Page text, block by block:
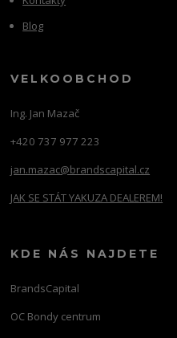
Blog
VELKOOBCHOD
Ing. Jan Mazač
+420 737 977 223
jan.mazac@brandscapital.cz
JAK SE STÁT YAKUZA DEALEREM!
KDE NÁS NAJDETE
BrandsCapital
OC Bondy centrum